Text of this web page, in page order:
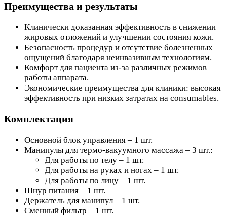
Преимущества и результаты
Клинически доказанная эффективность в снижении
жировых отложений и улучшении состояния кожи.
Безопасность процедур и отсутствие болезненных
ощущений благодаря неинвазивным технологиям.
Комфорт для пациента из-за различных режимов
работы аппарата.
Экономические преимущества для клиники: высокая
эффективность при низких затратах на consumables.
Комплектация
Основной блок управления – 1 шт.
Манипулы для термо-вакуумного массажа – 3 шт.:
Для работы по телу – 1 шт.
Для работы на руках и ногах – 1 шт.
Для работы по лицу – 1 шт.
Шнур питания – 1 шт.
Держатель для манипул – 1 шт.
Сменный фильтр – 1 шт.